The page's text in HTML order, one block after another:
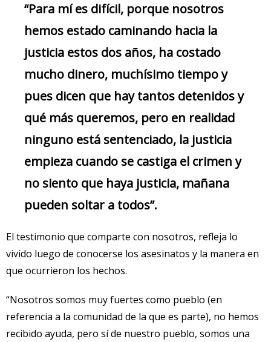
“Para mí es difícil, porque nosotros
hemos estado caminando hacia la
justicia estos dos años, ha costado
mucho dinero, muchísimo tiempo y
pues dicen que hay tantos detenidos y
qué más queremos, pero en realidad
ninguno está sentenciado, la justicia
empieza cuando se castiga el crimen y
no siento que haya justicia, mañana
pueden soltar a todos”.
El testimonio que comparte con nosotros, refleja lo
vivido luego de conocerse los asesinatos y la manera en
que ocurrieron los hechos.
“Nosotros somos muy fuertes como pueblo (en
referencia a la comunidad de la que es parte), no hemos
recibido ayuda, pero sí de nuestro pueblo, somos una